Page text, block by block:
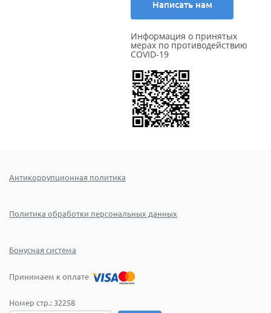
Написать нам
Информация о принятых
мерах по противодействию
COVID-19
Антикоррупционная политика
Политика обработки персональных данных
Бонусная система
Принимаем к оплате
Номер стр.: 32258